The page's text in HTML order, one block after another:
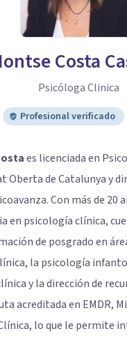
Costa
Psicóloga Clinica
Profesional verificado
es licenciada en
Oberta de Catalunya y
Con más de 20
en psicología clínica,
de posgrado en
la psicología
y la dirección de
acreditada en EMDR,
lo que le permite